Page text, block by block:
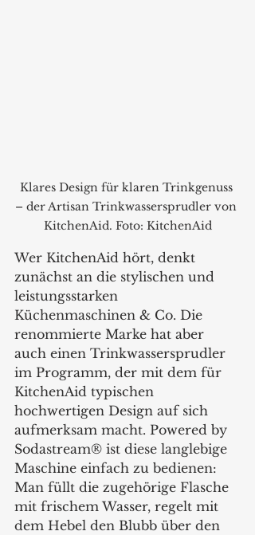
Klares Design für klaren Trinkgenuss
– der Artisan Trinkwassersprudler von
KitchenAid. Foto: KitchenAid
Wer KitchenAid hört, denkt
zunächst an die stylischen und
leistungsstarken
Küchenmaschinen & Co. Die
renommierte Marke hat aber
auch einen Trinkwassersprudler
im Programm, der mit dem für
KitchenAid typischen
hochwertigen Design auf sich
aufmerksam macht. Powered by
Sodastream® ist diese langlebige
Maschine einfach zu bedienen:
Man füllt die zugehörige Flasche
mit frischem Wasser, regelt mit
dem Hebel den Blubb über den